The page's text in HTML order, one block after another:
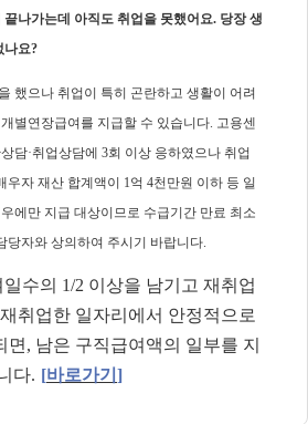
나가는데 아직도 취업을 못했어요. 당장 생
나요?
했으나 취업이 특히 곤란하고 생활이 어려
별연장급여를 지급할 수 있습니다. 고용센
담·취업상담에 3회 이상 응하였으나 취업
우자 재산 합계액이 1억 4천만원 이하 등 일
에만 지급 대상이므로 수급기간 만료 최소
당자와 상의하여 주시기 바랍니다.
수의 1/2 이상을 남기고 재취업
취업한 일자리에서 안정적으로
면 , 남은 구직급여액의 일부를 지
다. [바로가기 ]